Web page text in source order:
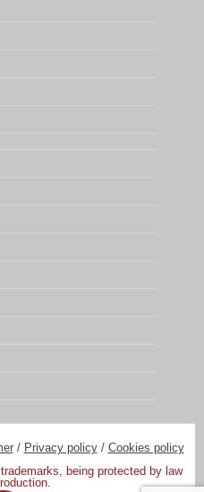
/ Privacy policy/ Cookies policy
being protected by law